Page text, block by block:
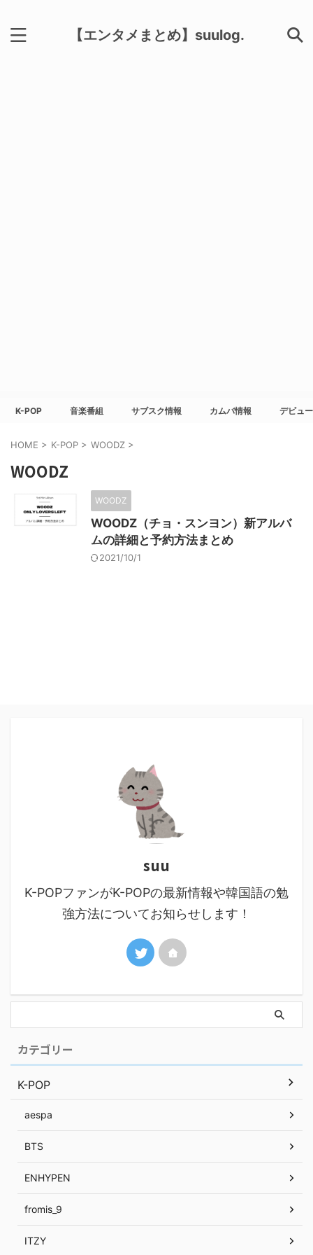
【エンタメまとめ】suulog.
K-POP 音楽番組 サブスク情報 カムバ情報 デビュ
HOME > K-POP > WOODZ >
WOODZ
WOODZ
WOODZ（チョ・スンヨン）新アルバ
ムの詳細と予約方法まとめ
2021/10/1
suu
K-POPファンがK-POPの最新情報や韓国語の勉
強方法についてお知らせします！
カテゴリー
K-POP
aespa
BTS
ENHYPEN
fromis_9
ITZY